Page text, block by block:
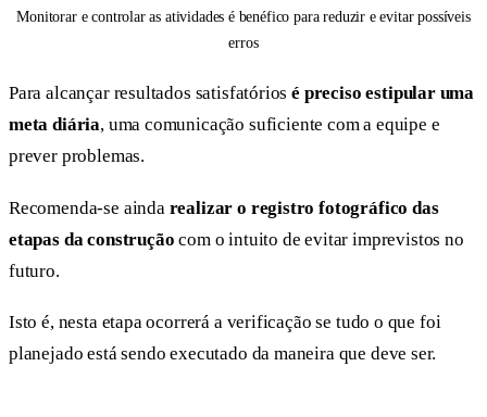
Monitorar e controlar as atividades é benéfico para reduzir e evitar possíveis
erros
Para alcançar resultados satisfatórios é preciso estipular uma
meta diária, uma comunicação suficiente com a equipe e
prever problemas.
Recomenda-se ainda realizar o registro fotográfico das
etapas da construção com o intuito de evitar imprevistos no
futuro.
Isto é, nesta etapa ocorrerá a verificação se tudo o que foi
planejado está sendo executado da maneira que deve ser.